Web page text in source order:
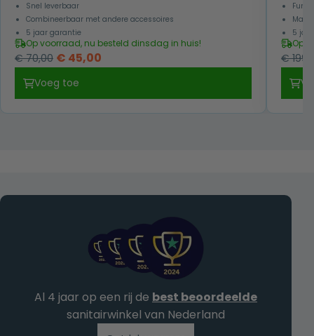
Snel leverbaar
Combineerbaar met andere accessoires
5 jaar garantie
Op voorraad, nu besteld dinsdag in huis!
€70,00 Oorspronkelijke
was:
€ 70,00.
€ 45,00
€ 45,00.
Voeg toe
5
Op
€
Al 4 jaar op een rij de best beoordeelde
sanitairwinkel van Nederland